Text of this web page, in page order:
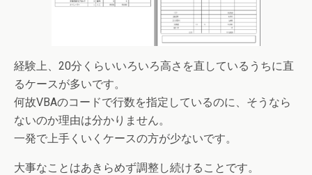
経験上、20分くらいいろいろ高さを直しているうちに直
るケースが多いです。
何故VBAのコードで行数を指定しているのに、そうなら
ないのか理由は分かりません。
一発で上手くいくケースの方が少ないです。
大事なことはあきらめず調整し続けることです。